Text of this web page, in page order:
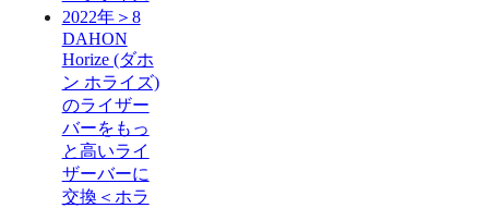
DAHON
Horize (ダホ
ン ホライズ)
のライザー
バーをもっ
と高いライ
ザーバーに
交換＜ホラ